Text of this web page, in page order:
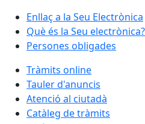
Enllaç a la Seu Electrònica
Què és la Seu electrònica?
Persones obligades
Tràmits online
Tauler d'anuncis
Atenció al ciutadà
Catàleg de tràmits